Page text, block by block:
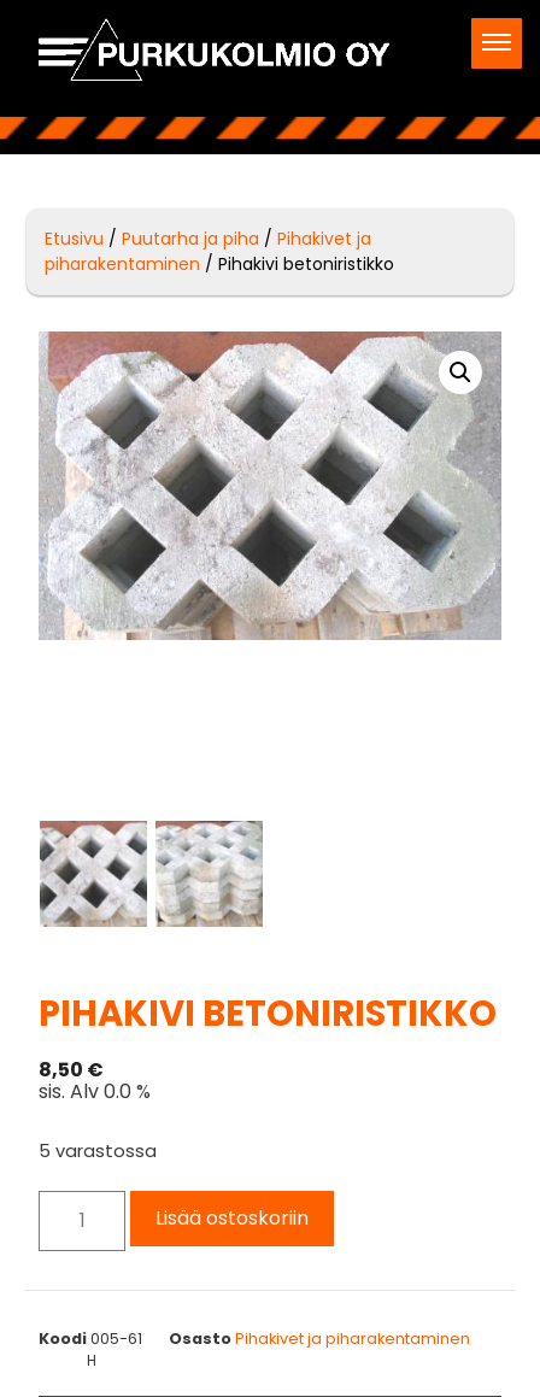
Etusivu /Puutarha ja piha /Pihakivet ja
piharakentaminen / Pihakivi betoniristikko
PIHAKIVI BETONIRISTIKKO
8,50 €
sis. Alv 0.0 %
5 varastossa
Lisää ostoskoriin
Koodi005-61 OsastoPihakivet ja piharakentaminen
H